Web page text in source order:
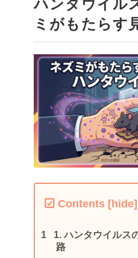
ハンタウイル
ミがもたらす
Contents [hide]
1.ハンタウイルス
路